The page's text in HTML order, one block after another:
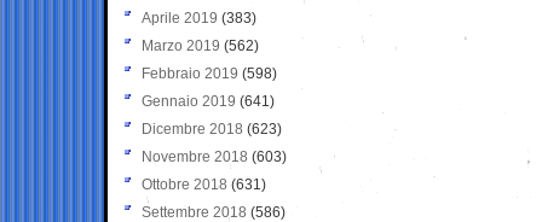
Aprile 2019 (383)
Marzo 2019 (562)
Febbraio 2019 (598)
Gennaio 2019 (641)
Dicembre 2018 (623)
Novembre 2018 (603)
Ottobre 2018 (631)
Settembre 2018 (586)